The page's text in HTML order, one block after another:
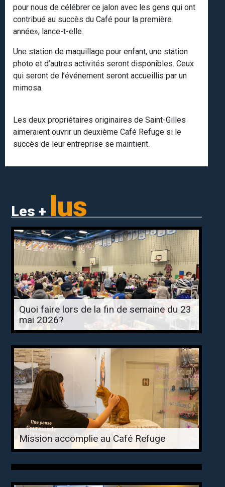
pour nous de célébrer ce jalon avec les gens qui ont
contribué au succès du Café pour la première
année», lance-t-elle.
Une station de maquillage pour enfant, une station
photo et d’autres activités seront disponibles. Ceux
qui seront de l’événement seront accueillis par un
mimosa.
Les deux propriétaires originaires de Saint-Gilles
aimeraient ouvrir un deuxième Café Refuge si le
succès de leur entreprise se maintient.
Les + lus
Quoi faire lors de la fin de semaine du 23
mai 2026?
Mission accomplie au Café Refuge